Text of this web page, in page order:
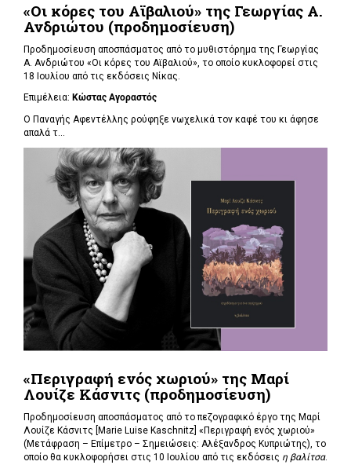
«Οι κόρες του Αϊβαλιού» της Γεωργίας Α.
Ανδριώτου (προδημοσίευση)
Προδημοσίευση αποσπάσματος από το μυθιστόρημα της Γεωργίας
Α. Ανδριώτου «Οι κόρες του Αϊβαλιού», το οποίο κυκλοφορεί στις
18 Ιουλίου από τις εκδόσεις Νίκας.
Επιμέλεια: Κώστας Αγοραστός
Ο Παναγής Αφεντέλλης ρούφηξε νωχελικά τον καφέ του κι άφησε
απαλά τ...
«Περιγραφή ενός χωριού» της Μαρί
Λουίζε Κάσνιτς (προδημοσίευση)
Προδημοσίευση αποσπάσματος από το πεζογραφικό έργο της Μαρί
Λουίζε Κάσνιτς [Marie Luise Kaschnitz] «Περιγραφή ενός χωριού»
(Μετάφραση – Επίμετρο – Σημειώσεις: Αλέξανδρος Κυπριώτης), το
οποίο θα κυκλοφορήσει στις 10 Ιουλίου από τις εκδόσεις η βαλίτσα.